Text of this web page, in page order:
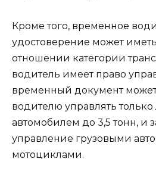
Кроме того, временное
удостоверение может
отношении категории
водитель имеет право
временный документ
водителю управлять
автомобилем до 3,5 тонн, и
управление грузовыми
мотоциклами.